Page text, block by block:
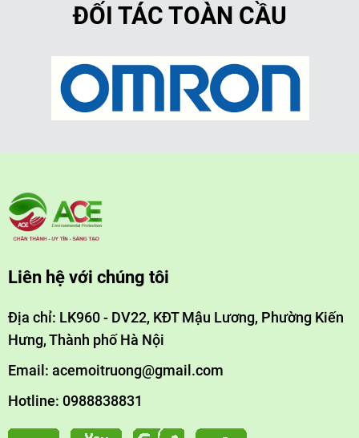
ĐỐI TÁC TOÀN CẦU
Liên hệ với chúng tôi
Địa chỉ: LK960 - DV22, KĐT Mậu Lương, Phường Kiến
Hưng, Thành phố Hà Nội
Email: acemoitruong@gmail.com
Hotline: 0988838831